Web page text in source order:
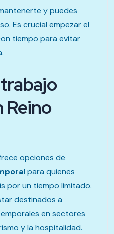
y puedes
Es crucial empezar el
tiempo para evitar
Reino
opciones de
para quienes
por un tiempo limitado.
destinados a
en sectores
y la hospitalidad.